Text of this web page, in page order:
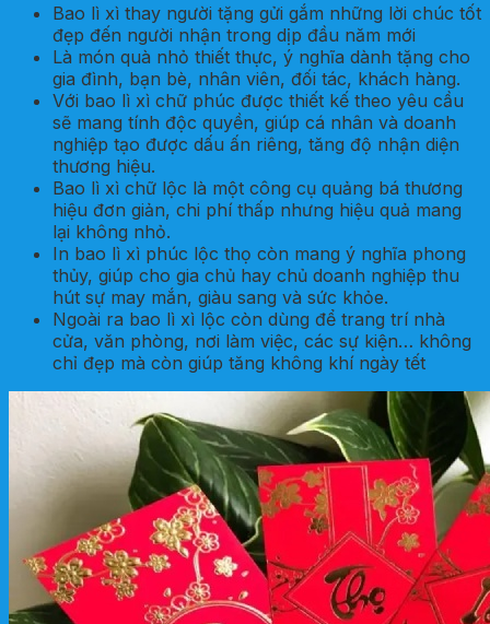
Bao lì xì thay người tặng gửi gắm những lời chúc tốt
đẹp đến người nhận trong dịp đầu năm mới
Là món quà nhỏ thiết thực, ý nghĩa dành tặng cho
gia đình, bạn bè, nhân viên, đối tác, khách hàng.
Với bao lì xì chữ phúc được thiết kế theo yêu cầu
sẽ mang tính độc quyền, giúp cá nhân và doanh
nghiệp tạo được dấu ấn riêng, tăng độ nhận diện
thương hiệu.
Bao lì xì chữ lộc là một công cụ quảng bá thương
hiệu đơn giản, chi phí thấp nhưng hiệu quả mang
lại không nhỏ.
In bao lì xì phúc lộc thọ còn mang ý nghĩa phong
thủy, giúp cho gia chủ hay chủ doanh nghiệp thu
hút sự may mắn, giàu sang và sức khỏe.
Ngoài ra bao lì xì lộc còn dùng để trang trí nhà
cửa, văn phòng, nơi làm việc, các sự kiện… không
chỉ đẹp mà còn giúp tăng không khí ngày tết